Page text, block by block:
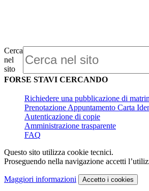
Cerca
nel
sito
FORSE STAVI CERCANDO
Richiedere una pubblicazione di
Prenotazione Appuntamento Carta
Autenticazione di copie
Amministrazione trasparente
FAQ
Questo sito utilizza cookie tecnici.
Proseguendo nella navigazione accetti
Maggiori informazioni Accetto i cookies